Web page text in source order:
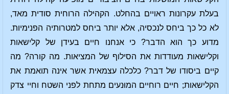
בעלת עקרונות ראויים בהחלט. הקהילה הרוחית סודית מאד,
לא כל כך ביחס לנכסיה, אלא יותר ביחס למטרותיה הפנימיות.
מדוע כך הוא הדבר? כי אנחנו חיים בעידן של קלישאות
וקלישאות מעודדות את הסילוף של המציאות. מה קורה? מה
קיים ביסודו של דבר? כלכלה עצמאית אשר אינה תואמת את
הקלישאות; חיים רוחיים המוּנעים מתחת לפני השטח וחיי צדק